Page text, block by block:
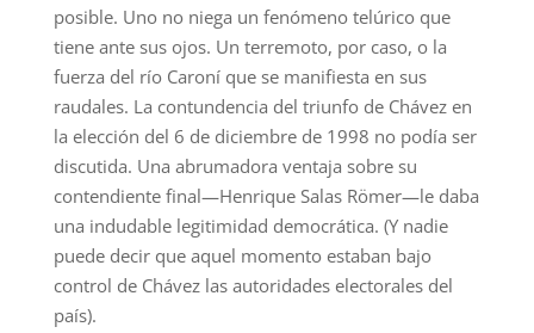
posible. Uno no niega un fenómeno telúrico que
tiene ante sus ojos. Un terremoto, por caso, o la
fuerza del río Caroní que se manifiesta en sus
raudales. La contundencia del triunfo de Chávez en
la elección del 6 de diciembre de 1998 no podía ser
discutida. Una abrumadora ventaja sobre su
contendiente final—Henrique Salas Römer—le daba
una indudable legitimidad democrática. (Y nadie
puede decir que aquel momento estaban bajo
control de Chávez las autoridades electorales del
país).